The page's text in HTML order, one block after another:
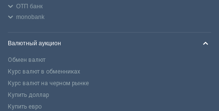
ОТП банк
monobank
Валютный аукцион
Обмен валют
Курс валют в обменниках
Курс валют на черном рынке
Купить доллар
Купить евро